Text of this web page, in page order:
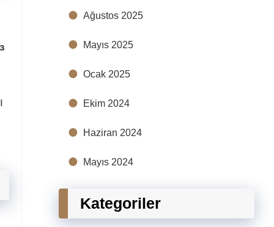
Ağustos 2025
Mayıs 2025
Ocak 2025
Ekim 2024
Haziran 2024
Mayıs 2024
Kategoriler